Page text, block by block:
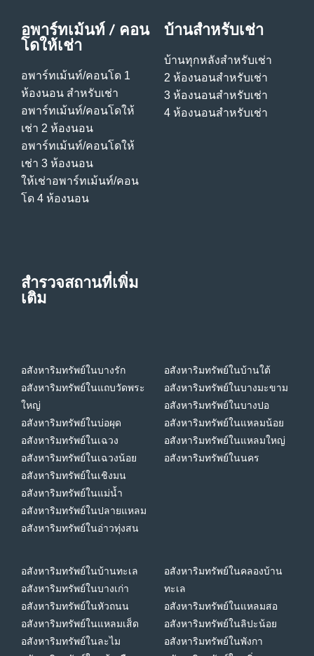
อพาร์ทเม้นท์ / คอน
โดให้เช่า
อพาร์ทเม้นท์/คอนโด 1
ห้องนอน สําหรับเช่า
อพาร์ทเม้นท์/คอนโดให้
เช่า 2 ห้องนอน
อพาร์ทเม้นท์/คอนโดให้
เช่า 3 ห้องนอน
ให้เช่าอพาร์ทเม้นท์/คอน
โด 4 ห้องนอน
บ้านสําหรับเช่า
บ้านทุกหลังสําหรับเช่า
2 ห้องนอนสําหรับเช่า
3 ห้องนอนสําหรับเช่า
4 ห้องนอนสําหรับเช่า
สำรวจสถานที่เพิ่ม
เติม
อสังหาริมทรัพย์ในบางรัก
อสังหาริมทรัพย์ในแถบวัดพระ
ใหญ่
อสังหาริมทรัพย์ในบ่อผุด
อสังหาริมทรัพย์ในเฉวง
อสังหาริมทรัพย์ในเฉวงน้อย
อสังหาริมทรัพย์ในเชิงมน
อสังหาริมทรัพย์ในแม่น้ำ
อสังหาริมทรัพย์ในปลายแหลม
อสังหาริมทรัพย์ในอ่าวทุ่งสน
อสังหาริมทรัพย์ในบ้านใต้
อสังหาริมทรัพย์ในบางมะขาม
อสังหาริมทรัพย์ในบางปอ
อสังหาริมทรัพย์ในแหลมน้อย
อสังหาริมทรัพย์ในแหลมใหญ่
อสังหาริมทรัพย์ในนคร
อสังหาริมทรัพย์ในบ้านทะเล
อสังหาริมทรัพย์ในบางเก่า
อสังหาริมทรัพย์ในหัวถนน
อสังหาริมทรัพย์ในแหลมเส็ด
อสังหาริมทรัพย์ในละไม
อสังหาริมทรัพย์ในคลองบ้าน
ทะเล
อสังหาริมทรัพย์ในแหลมสอ
อสังหาริมทรัพย์ในลิปะน้อย
อสังหาริมทรัพย์ในพังกา